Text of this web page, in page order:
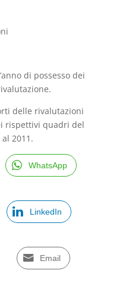
di possesso dei
delle rivalutazioni
rispettivi quadri del
2011.
WhatsApp
LinkedIn
Email